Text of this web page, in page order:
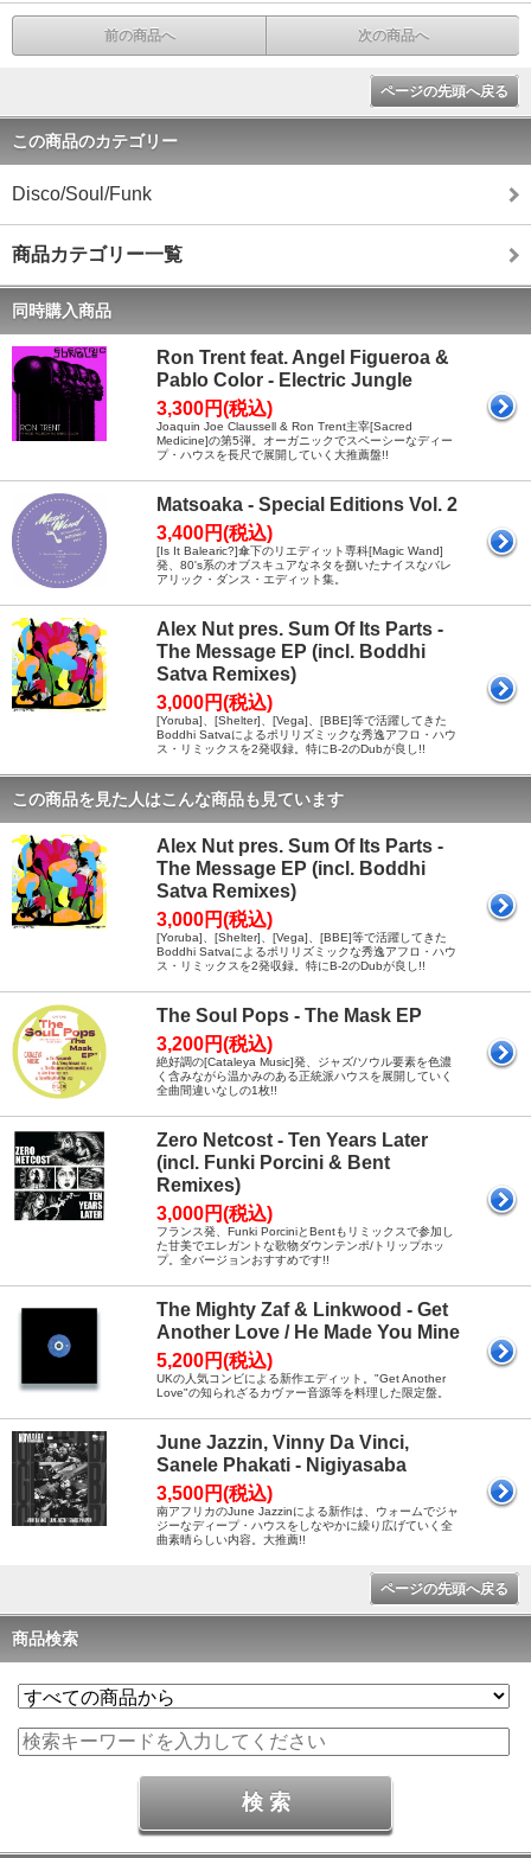
前の商品へ 次の商品へ
ページの先頭へ戻る
この商品のカテゴリー
Disco/Soul/Funk
商品カテゴリー一覧
同時購入商品
Ron Trent feat. Angel Figueroa &
Pablo Color - Electric Jungle
3,300円(税込)
Joaquin Joe Claussell & Ron Trent主宰[Sacred
Medicine]の第5弾。オーガニックでスペーシーなディー
プ・ハウスを長尺で展開していく大推薦盤!!
Matsoaka - Special Editions Vol. 2
3,400円(税込)
[Is It Balearic?]傘下のリエディット専科[Magic Wand]
発、80's系のオブスキュアなネタを捌いたナイスなバレ
アリック・ダンス・エディット集。
Alex Nut pres. Sum Of Its Parts -
The Message EP (incl. Boddhi
Satva Remixes)
3,000円(税込)
[Yoruba]、[Shelter]、[Vega]、[BBE]等で活躍してきた
Boddhi Satvaによるポリリズミックな秀逸アフロ・ハウ
ス・リミックスを2発収録。特にB-2のDubが良し!!
この商品を見た人はこんな商品も見ています
Alex Nut pres. Sum Of Its Parts -
The Message EP (incl. Boddhi
Satva Remixes)
3,000円(税込)
[Yoruba]、[Shelter]、[Vega]、[BBE]等で活躍してきた
Boddhi Satvaによるポリリズミックな秀逸アフロ・ハウ
ス・リミックスを2発収録。特にB-2のDubが良し!!
The Soul Pops - The Mask EP
3,200円(税込)
絶好調の[Cataleya Music]発、ジャズ/ソウル要素を色濃
く含みながら温かみのある正統派ハウスを展開していく
全曲間違いなしの1枚!!
Zero Netcost - Ten Years Later
(incl. Funki Porcini & Bent
Remixes)
3,000円(税込)
フランス発、Funki PorciniとBentもリミックスで参加し
た甘美でエレガントな歌物ダウンテンポ/トリップホッ
プ。全バージョンおすすめです!!
The Mighty Zaf & Linkwood - Get
Another Love / He Made You Mine
5,200円(税込)
UKの人気コンビによる新作エディット。"Get Another
Love"の知られざるカヴァー音源等を料理した限定盤。
June Jazzin, Vinny Da Vinci,
Sanele Phakati - Nigiyasaba
3,500円(税込)
南アフリカのJune Jazzinによる新作は、ウォームでジャ
ジーなディープ・ハウスをしなやかに繰り広げていく全
曲素晴らしい内容。大推薦!!
ページの先頭へ戻る
商品検索